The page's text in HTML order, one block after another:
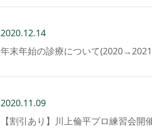
2020.12.14
年末年始の診療について
2020.11.09
【割引あり】川上倫平プロ練習会開